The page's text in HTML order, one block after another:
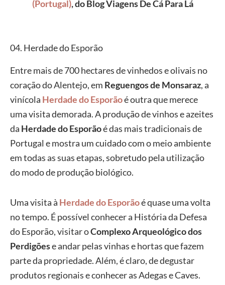
(Portugal), do Blog Viagens De Cá Para Lá
04. Herdade do Esporão
Entre mais de 700 hectares de vinhedos e olivais no
coração do Alentejo, em Reguengos de Monsaraz, a
vinícola Herdade do Esporãoé outra que merece
uma visita demorada. A produção de vinhos e azeites
da Herdade do Esporãoé das mais tradicionais de
Portugal e mostra um cuidado com o meio ambiente
em todas as suas etapas, sobretudo pela utilização
do modo de produção biológico.
Uma visita à Herdade do Esporãoé quase uma volta
no tempo. É possível conhecer a História da Defesa
do Esporão, visitar oComplexo Arqueológico dos
Perdigõese andar pelas vinhas e hortas que fazem
parte da propriedade. Além, é claro, de degustar
produtos regionais e conhecer as Adegas e Caves.